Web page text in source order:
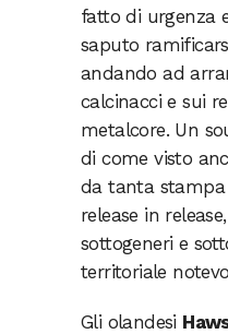
fatto di urgenza
saputo
andando ad
calcinacci e sui
metalcore. Un
di come visto
da tanta stampa
release in
sottogeneri e
territoriale
Gli olandesi